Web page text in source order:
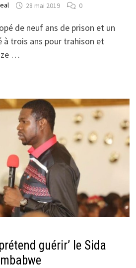
28 mai 2019 0
de neuf ans de prison et un
à trois ans pour trahison et
…
guérir’ le Sida